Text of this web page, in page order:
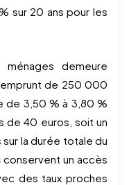
sur 20 ans pour les
demeure
emprunt de 250 000
de 3,50 % à 3,80 %
de 40 euros, soit un
la durée totale du
conservent un accès
des taux proches